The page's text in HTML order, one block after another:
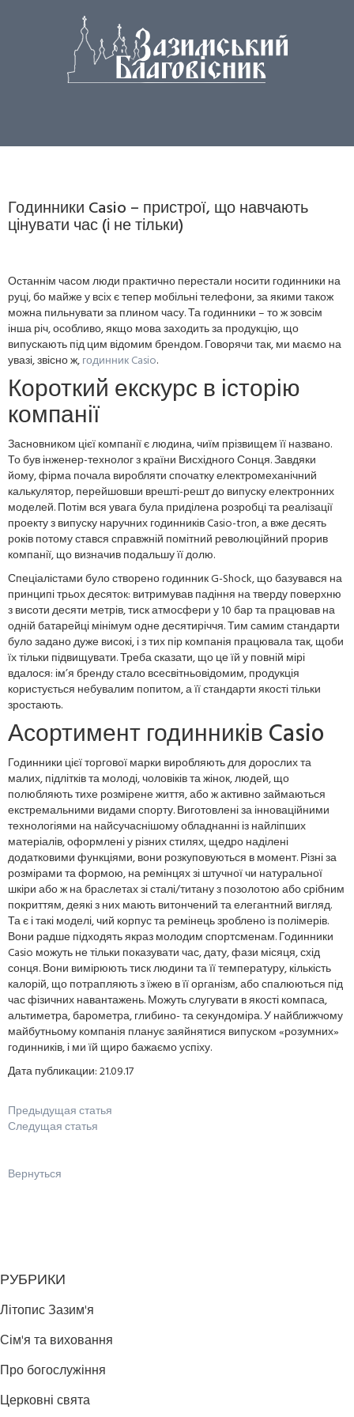
Годинники Casio – пристрої, що навчають
цінувати час (і не тільки)
Останнім часом люди практично перестали носити годинники на
руці, бо майже у всіх є тепер мобільні телефони, за якими також
можна пильнувати за плином часу. Та годинники – то ж зовсім
інша річ, особливо, якщо мова заходить за продукцію, що
випускають під цим відомим брендом. Говорячи так, ми маємо на
увазі, звісно ж,годинник Casio.
Короткий екскурс в історію
компанії
Засновником цієї компанії є людина, чиїм прізвищем її названо.
То був інженер-технолог з країни Висхідного Сонця. Завдяки
йому, фірма почала виробляти спочатку електромеханічний
калькулятор, перейшовши врешті-решт до випуску електронних
моделей. Потім вся увага була приділена розробці та реалізації
проекту з випуску наручних годинників Casio-tron, а вже десять
років потому стався справжній помітний революційний прорив
компанії, що визначив подальшу її долю.
Спеціалістами було створено годинник G-Shock, що базувався на
принципі трьох десяток: витримував падіння на тверду поверхню
з висоти десяти метрів, тиск атмосфери у 10 бар та працював на
одній батарейці мінімум одне десятиріччя. Тим самим стандарти
було задано дуже високі, і з тих пір компанія працювала так, щоби
їх тільки підвищувати. Треба сказати, що це їй у повній мірі
вдалося: ім’я бренду стало всесвітньовідомим, продукція
користується небувалим попитом, а її стандарти якості тільки
зростають.
Асортимент годинників Casio
Годинники цієї торгової марки виробляють для дорослих та
малих, підлітків та молоді, чоловіків та жінок, людей, що
полюбляють тихе розмірене життя, або ж активно займаються
екстремальними видами спорту. Виготовлені за інноваційними
технологіями на найсучаснішому обладнанні із найліпших
матеріалів, оформлені у різних стилях, щедро наділені
додатковими функціями, вони розкуповуються в момент. Різні за
розмірами та формою, на ремінцях зі штучної чи натуральної
шкіри або ж на браслетах зі сталі/титану з позолотою або срібним
покриттям, деякі з них мають витончений та елегантний вигляд.
Та є і такі моделі, чий корпус та ремінець зроблено із полімерів.
Вони радше підходять якраз молодим спортсменам. Годинники
Casio можуть не тільки показувати час, дату, фази місяця, схід
сонця. Вони вимірюють тиск людини та її температуру, кількість
калорій, що потрапляють з їжею в її організм, або спалюються під
час фізичних навантажень. Можуть слугувати в якості компаса,
альтиметра, барометра, глибино- та секундоміра. У найближчому
майбутньому компанія планує заяйнятися випуском «розумних»
годинників, і ми їй щиро бажаємо успіху.
Дата публикации: 21.09.17
Предыдущая статья
Следущая статья
Вернуться
РУБРИКИ
Літопис Зазим'я
Сім'я та виховання
Про богослужіння
Церковні свята